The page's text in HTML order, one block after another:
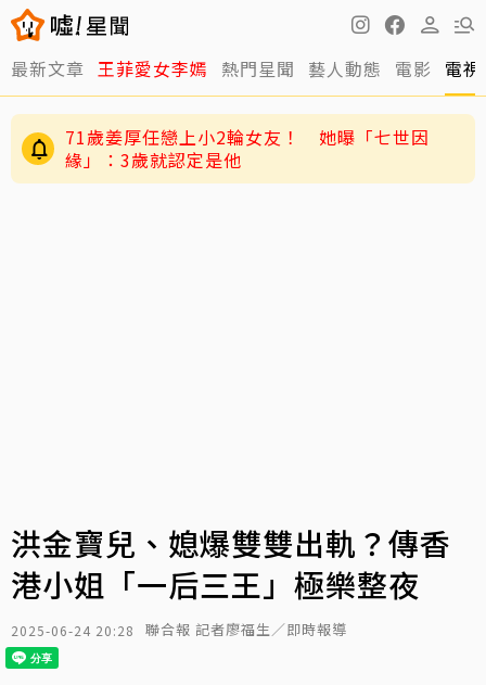
最新文章 王菲愛女李嫣 熱門星聞 藝人動態 電影 電視
71歲姜厚任戀上小2輪女友！ 她曝「七世因
緣」：3歲就認定是他
洪金寶兒、媳爆雙雙出軌？傳香
港小姐「一后三王」極樂整夜
2025-06-24 20:28 聯合報 記者廖福生／即時報導